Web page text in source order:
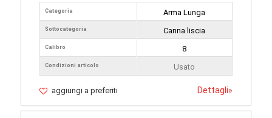
Categoria
Sottocategoria
Calibro
Condizioni articolo
Arma Lunga
Canna liscia
8
Usato
aggiungi a preferiti Dettagli»